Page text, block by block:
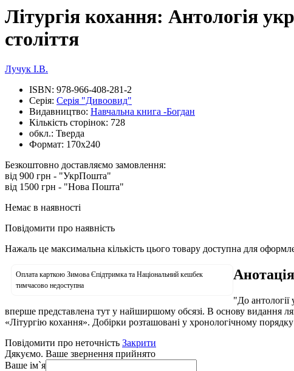
Літургія кохання: Антологія
століття
Лучук І.В.
ISBN: 978-966-408-281-2
Серія: Серія "Дивоовид"
Видавництво: Навчальна книга -Богдан
Кількість сторінок: 728
обкл.: Тверда
Формат: 170х240
Безкоштовно доставляємо замовлення:
від 900 грн - "УкрПошта"
від 1500 грн - "Нова Пошта"
Немає в наявності
Повідомити про наявність
Нажаль це максимальна кількість цього товару доступна для
Оплата карткою Зимова Єпідтримка та Національний кешбек
тимчасово недоступна
Анотація
"До антології
вперше представлена тут у найширшому обсязі. В основу видання
«Літургію кохання». Добірки розташовані у хронологічному
Повідомити про неточність Закрити
Дякуємо. Ваше звернення прийнято
Ваше ім`я